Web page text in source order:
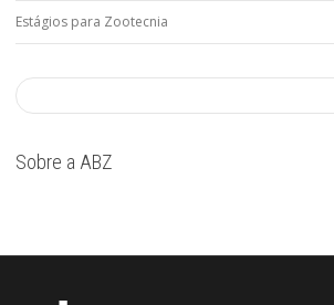
Estágios para Zootecnia
Sobre a ABZ